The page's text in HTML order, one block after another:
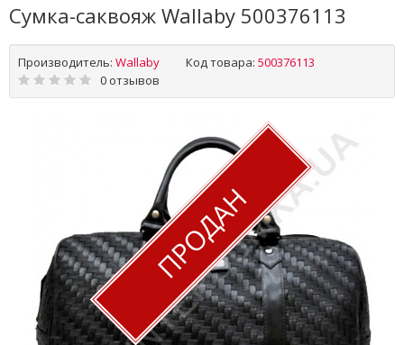
Сумка-саквояж Wallaby 500376113
Производитель: Wallaby Код товара: 500376113
0 отзывов
ПРОДАН